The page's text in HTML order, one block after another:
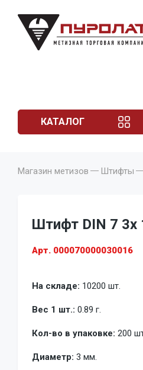
КАТАЛОГ
Магазин метизов Штифты
Штифт DIN 7 3x
Арт. 000070000030016
На складе: 10200 шт.
Вес 1 шт.: 0.89 г.
Кол-во в упаковке: 200
Диаметр: 3 мм.